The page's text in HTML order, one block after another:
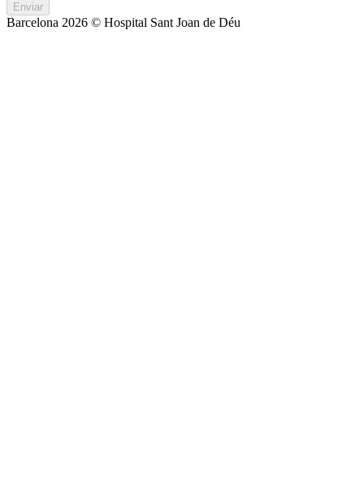
Enviar
Barcelona 2026 © Hospital Sant Joan de Déu